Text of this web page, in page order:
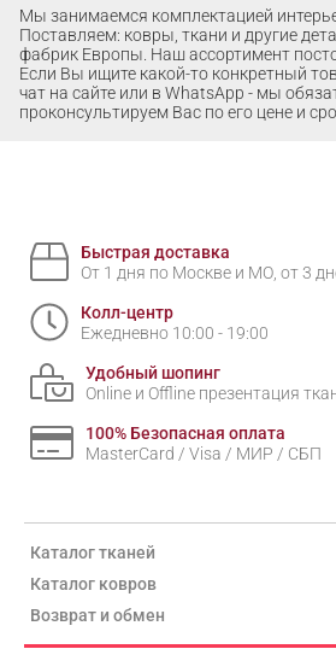
Мы занимаемся комплектацией
Поставляем: ковры, ткани и другие
фабрик Европы. Наш ассортимент
Если Вы ищите какой-то конкретный
чат на сайте или в WhatsApp - мы
проконсультируем Вас по его цене и
Быстрая доставка
От 1 дня по Москве и МО, от 3
Колл-центр
Ежедневно 10:00 - 19:00
Удобный шопинг
Online и Offline презентация
100% Безопасная оплата
MasterCard / Visa / МИР / СБП
Каталог тканей
Каталог ковров
Возврат и обмен